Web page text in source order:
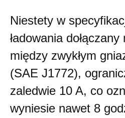
Niestety w
ładowania
między zwykłym
(SAE J1772),
zaledwie 10 A, co
wyniesie nawet 8